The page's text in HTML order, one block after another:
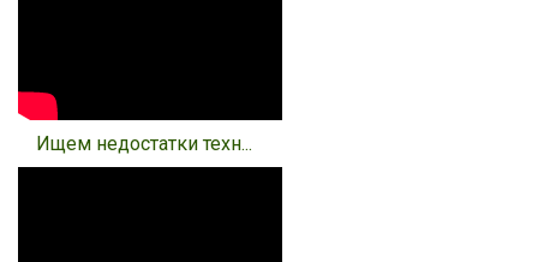
Ищем недостатки техн...